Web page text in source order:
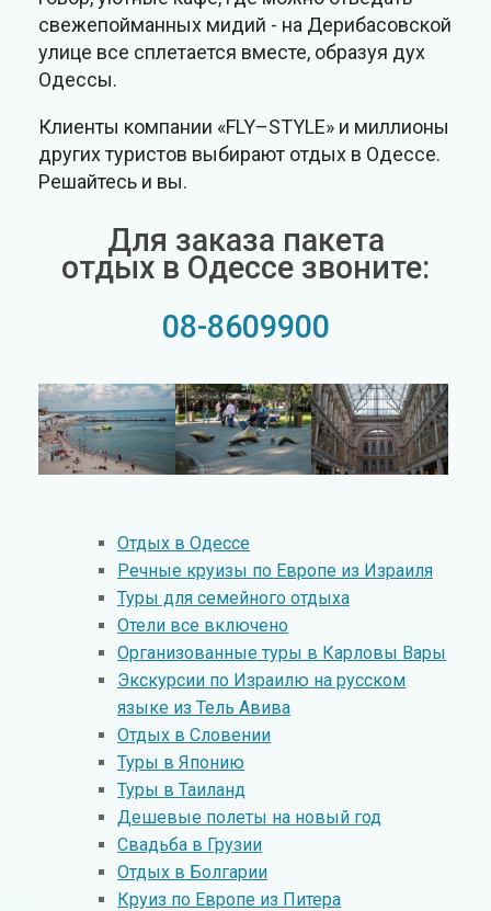
свежепойманных мидий - на Дерибасовской
улице все сплетается вместе, образуя дух
Одессы.
Клиенты компании «FLY–STYLE» и миллионы
других туристов выбирают отдых в Одессе.
Решайтесь и вы.
Для заказа пакета
отдых в Одессе звоните:
08-8609900
Отдых в Oдессе
Речные круизы по Европе из Израиля
Туры для семейного отдыха
Отели все включено
Организованные туры в Карловы Вары
Экскурсии по Израилю на русском
языке из Тель Авива
Отдых в Словении
Туры в Японию
Туры в Таиланд
Дешевые полеты на новый год
Свадьба в Грузии
Отдых в Болгарии
Круиз по Европе из Питера